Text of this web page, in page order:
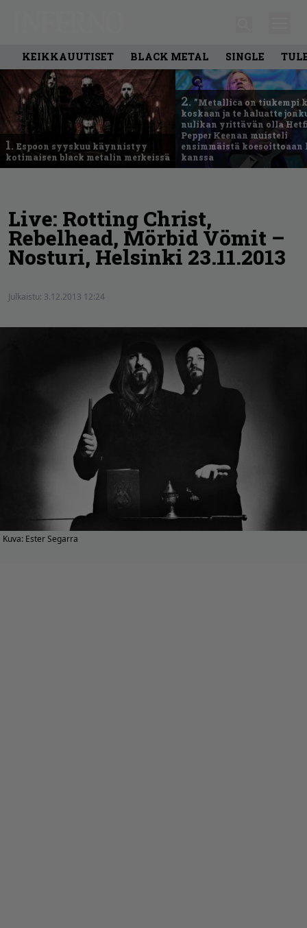
KEIKKAUUTISET BLACK METAL SINGLE
1. Espoon syyskuu käynnistyy
kotimaisen black metalin merkeissä
2. ”Metallica on tiukempi
koskaan ja te haluatte
nulikan yrittävän olla
Pepper Keenan muisteli
ensimmäistä
kanssa
Live: Rotting Christ,
Rebelhead, Mörbid Vömit –
Nosturi, Helsinki 23.11.2013
Julkaistu: 3.12.2013 12:24
Kuva: Ester Segarra